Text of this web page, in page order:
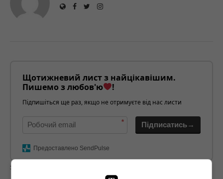
Щотижневий лист з найцікавішим.
Пишемо з любов'ю
!
Підпишіться ще раз, якщо не отримуєте від нас листи
* Підписатись→
Предоставлено SendPulse
загрузка...